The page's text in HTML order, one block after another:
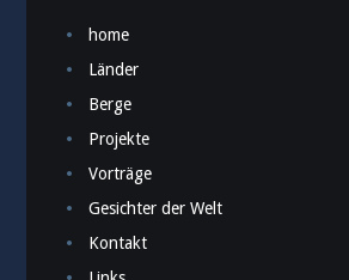
home
Länder
Berge
Projekte
Vorträge
Gesichter der Welt
Kontakt